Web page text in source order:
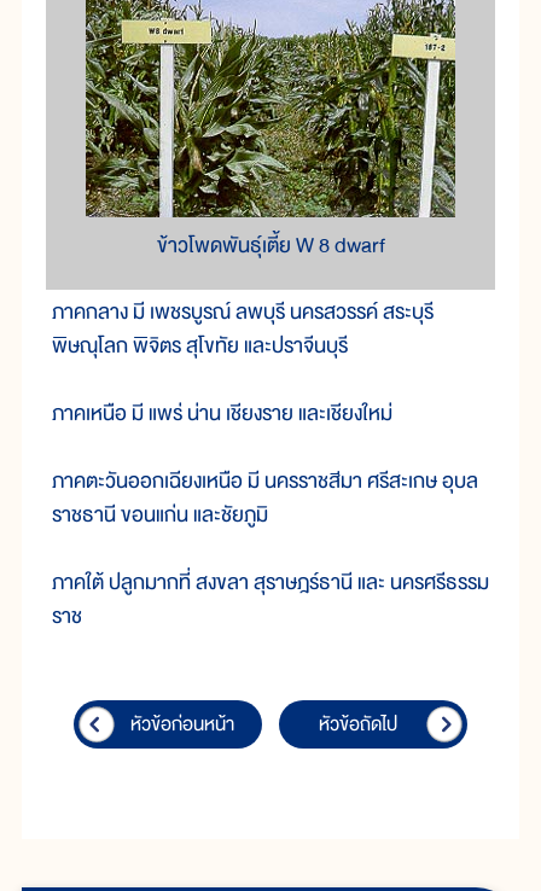
ข้าวโพดพันธุ์เตี้ย W 8 dwarf
ภาคกลาง มี เพชรบูรณ์ ลพบุรี นครสวรรค์ สระบุรี
พิษณุโลก พิจิตร สุโขทัย และปราจีนบุรี
ภาคเหนือ มี แพร่ น่าน เชียงราย และเชียงใหม่
ภาคตะวันออกเฉียงเหนือ มี นครราชสีมา ศรีสะเกษ อุบล
ราชธานี ขอนแก่น และชัยภูมิ
ภาคใต้ ปลูกมากที่ สงขลา สุราษฎร์ธานี และ นครศรีธรรม
ราช
หัวข้อก่อนหน้า หัวข้อถัดไป